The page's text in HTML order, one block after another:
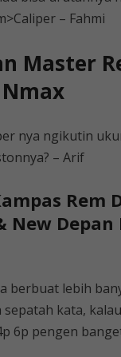
– Fahmi
Master
nya ngikutin
– Arif
Rem
New
berbuat lebih
kata,
6p pengen